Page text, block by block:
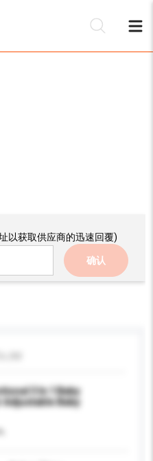
以获取供应商的迅速回覆)
确认
3 In 1 Baby
Adjustable Baby